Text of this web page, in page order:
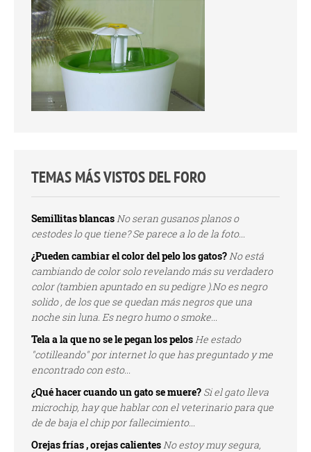
TEMAS MÁS VISTOS DEL FORO
Semillitas blancasNo seran gusanos planos o
cestodes lo que tiene? Se parece a lo de la foto...
¿Pueden cambiar el color del pelo los gatos?No está
cambiando de color solo revelando más su verdadero
color (tambien apuntado en su pedigre ).No es negro
solido , de los que se quedan más negros que una
noche sin luna. Es negro humo o smoke...
Tela a la que no se le pegan los pelosHe estado
"cotilleando" por internet lo que has preguntado y me
encontrado con esto...
¿Qué hacer cuando un gato se muere? Si el gato lleva
microchip, hay que hablar con el veterinario para que
de de baja el chip por fallecimiento...
Orejas frías , orejas calientesNo estoy muy segura,